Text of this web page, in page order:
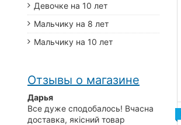
Девочке на 10 лет
Мальчику на 8 лет
Мальчику на 10 лет
Отзывы о магазине
Дарья
Все дуже сподобалось! Вчасна
доставка, якісний товар